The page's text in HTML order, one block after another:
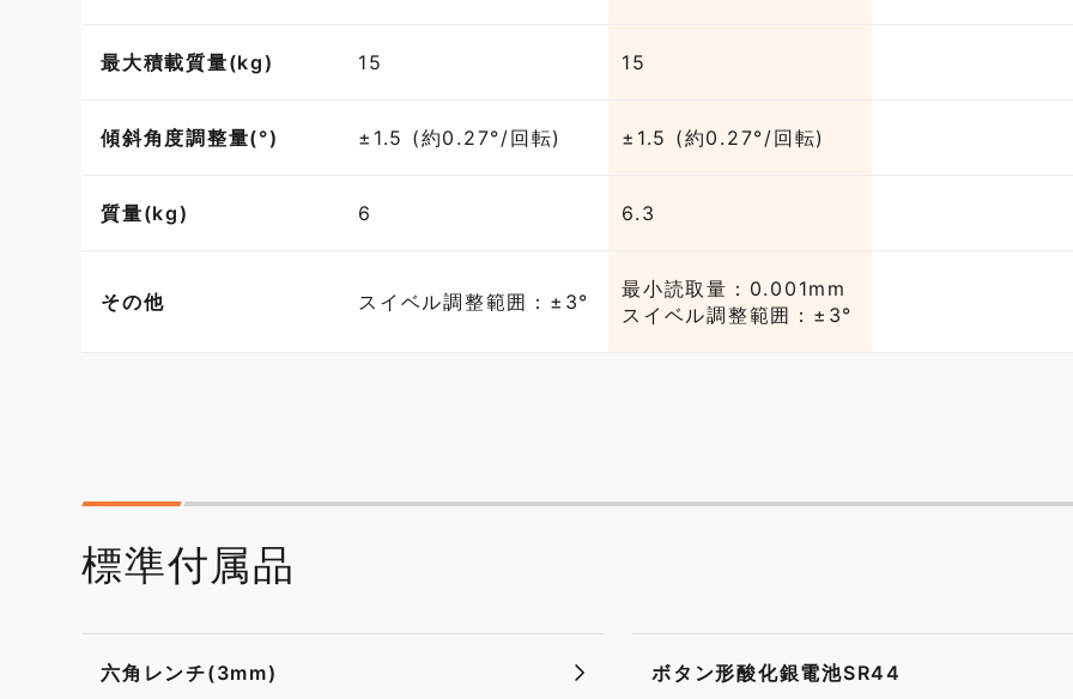
最大積載質量(kg) 15 15
傾斜角度調整量(°) ±1.5 (約0.27°/回転) ±1.5 (約0.27°/回転)
質量(kg) 6 6.3
その他 スイベル調整範囲：±3°
最小読取量：0.001mm
スイベル調整範囲：±3°
標準付属品
六角レンチ(3mm) ボタン形酸化銀電池SR44